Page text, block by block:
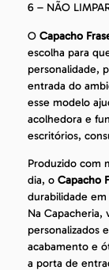
6 – NÃO
O Capacho
escolha para
personalidade,
entrada do
esse modelo
acolhedora e
escritórios,
Produzido com
dia, o Capacho
durabilidade
Na Capacheria,
personalizados
acabamento e
a porta de